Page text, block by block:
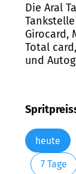
Die Aral
Girocard,
Total
und
heute
7 Tage